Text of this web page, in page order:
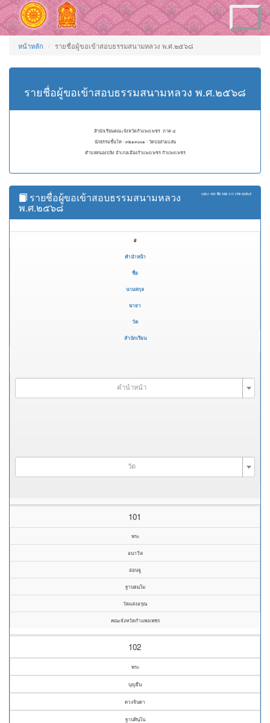
Toggle
navigation
หน้าหลัก รายชื่อผู้ขอเข้าสอบธรรมสนามหลวง พ.ศ.๒๕๖๘
รายชื่อผู้ขอเข้าสอบธรรมสนามหลวง พ.ศ.๒๕๖๘
สำนักเรียนคณะจังหวัดกำแพงเพชร ภาค ๔
นักธรรมชั้นโท - ๓๒๑๓๐๐๑ - วัดบ่อสามแสน
ตำบลหนองปลิง อำเภอเมืองกำแพงเพชร กำแพงเพชร
แสดง 101 ถึง 150 จาก 179 ผลลัพธ์
รายชื่อผู้ขอเข้าสอบธรรมสนามหลวง
พ.ศ.๒๕๖๘
#
คำนำหน้า
ชื่อ
นามสกุล
ฉายา
วัด
สำนักเรียน
คำนำหน้า
วัด
101
พระ
อนาวิล
อ่อนจู
ฐานธมฺโม
วัดแสงอรุณ
คณะจังหวัดกำแพงเพชร
102
พระ
บุญยืน
ดวงจินดา
ฐานทินฺโน